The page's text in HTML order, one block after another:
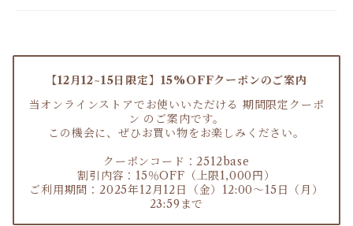
【12月12~15日限定】15%OFFクーポンのご案内
当オンラインストアでお使いいただける 期間限定クーポ
ン のご案内です。
この機会に、ぜひお買い物をお楽しみください。
クーポンコード：2512base
割引内容：15％OFF（上限1,000円）
ご利用期間：2025年12月12日（金）12:00～15日（月）
23:59まで